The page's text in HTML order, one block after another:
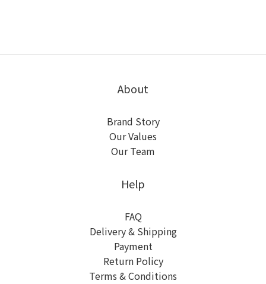
About
Brand Story
Our Values
Our Team
Help
FAQ
Delivery & Shipping
Payment
Return Policy
Terms & Conditions